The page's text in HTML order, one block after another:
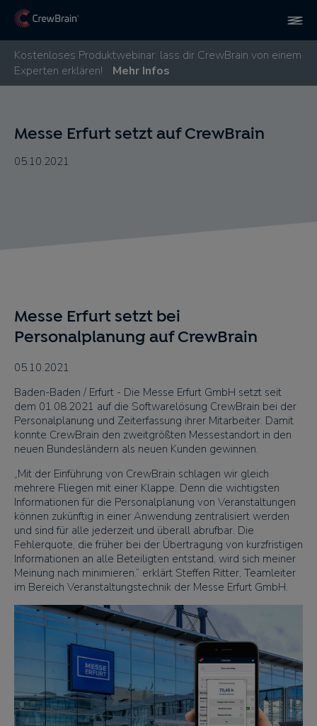
Kostenloses Produktwebinar: lass dir CrewBrain von einem
Experten erklären!
Mehr Infos
Messe Erfurt setzt auf CrewBrain
05.10.2021
Messe Erfurt setzt bei
Personalplanung auf CrewBrain
05.10.2021
Baden-Baden / Erfurt - Die Messe Erfurt GmbH setzt seit
dem 01.08.2021 auf die Softwarelösung CrewBrain bei der
Personalplanung und Zeiterfassung ihrer Mitarbeiter. Damit
konnte CrewBrain den zweitgrößten Messestandort in den
neuen Bundesländern als neuen Kunden gewinnen.
„Mit der Einführung von CrewBrain schlagen wir gleich
mehrere Fliegen mit einer Klappe. Denn die wichtigsten
Informationen für die Personalplanung von Veranstaltungen
können zukünftig in einer Anwendung zentralisiert werden
und sind für alle jederzeit und überall abrufbar. Die
Fehlerquote, die früher bei der Übertragung von kurzfristigen
Informationen an alle Beteiligten entstand, wird sich meiner
Meinung nach minimieren.“ erklärt Steffen Ritter, Teamleiter
im Bereich Veranstaltungstechnik der Messe Erfurt GmbH.